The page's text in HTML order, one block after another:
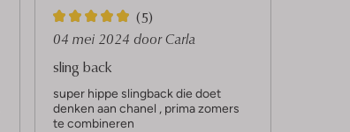
5
S
t
e
r
(5)
04 mei 2024 door Carla
sling back
super hippe slingback die doet
denken aan chanel , prima zomers
te combineren